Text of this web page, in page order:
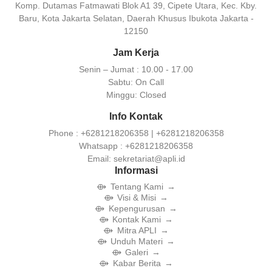
Komp. Dutamas Fatmawati Blok A1 39, Cipete Utara, Kec. Kby.
Baru, Kota Jakarta Selatan, Daerah Khusus Ibukota Jakarta -
12150
Jam Kerja
Senin – Jumat : 10.00 - 17.00
Sabtu: On Call
Minggu: Closed
Info Kontak
Phone : +6281218206358 | +6281218206358
Whatsapp : +6281218206358
Email: sekretariat@apli.id
Informasi
Tentang Kami
Visi & Misi
Kepengurusan
Kontak Kami
Mitra APLI
Unduh Materi
Galeri
Kabar Berita